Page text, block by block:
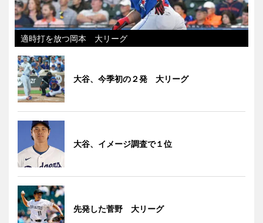
適時打を放つ岡本 大リーグ
大谷、今季初の２発 大リーグ
大谷、イメージ調査で１位
先発した菅野 大リーグ